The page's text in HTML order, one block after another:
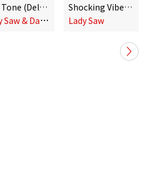
Dial Tone (Deluxe Edition)
L
ady Saw & Dave Kelly
Shocking Vibes Presents: Lady Saw
Lady Saw